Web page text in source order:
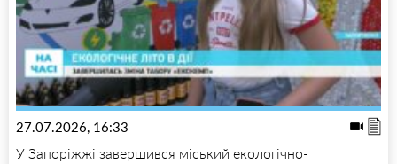
27.07.2026, 16:33
У Запоріжжі завершився міський екологічно-